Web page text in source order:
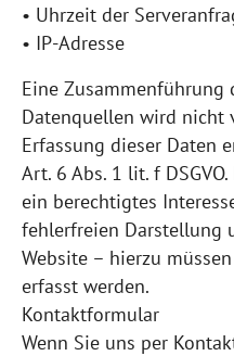
• Uhrzeit der
• IP-Adresse
Eine Zusammenführung
Datenquellen wird nicht
Erfassung dieser Daten
Art. 6 Abs. 1 lit. f
ein berechtigtes
fehlerfreien Darstellung
Website – hierzu
erfasst werden.
Kontaktformular
Wenn Sie uns per